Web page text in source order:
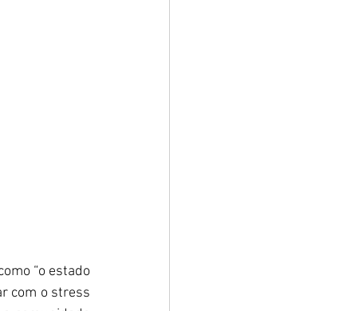
“o estado
com o stress